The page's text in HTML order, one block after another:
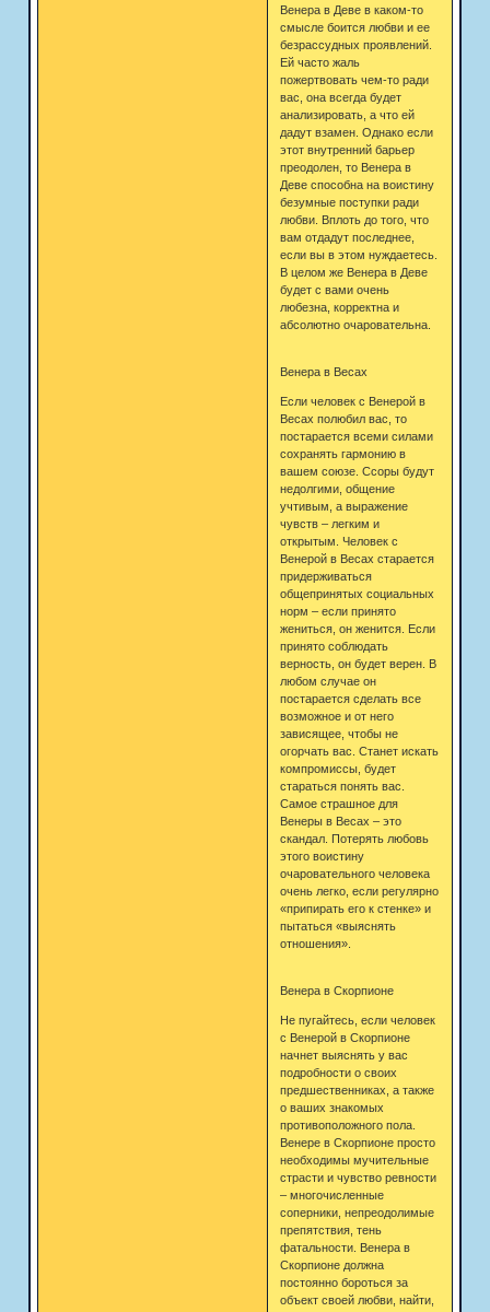
Венера в Деве в каком-то
смысле боится любви и ее
безрассудных проявлений.
Ей часто жаль
пожертвовать чем-то ради
вас, она всегда будет
анализировать, а что ей
дадут взамен. Однако если
этот внутренний барьер
преодолен, то Венера в
Деве способна на воистину
безумные поступки ради
любви. Вплоть до того, что
вам отдадут последнее,
если вы в этом нуждаетесь.
В целом же Венера в Деве
будет с вами очень
любезна, корректна и
абсолютно очаровательна.
Венера в Весах
Если человек с Венерой в
Весах полюбил вас, то
постарается всеми силами
сохранять гармонию в
вашем союзе. Ссоры будут
недолгими, общение
учтивым, а выражение
чувств – легким и
открытым. Человек с
Венерой в Весах старается
придерживаться
общепринятых социальных
норм – если принято
жениться, он женится. Если
принято соблюдать
верность, он будет верен. В
любом случае он
постарается сделать все
возможное и от него
зависящее, чтобы не
огорчать вас. Станет искать
компромиссы, будет
стараться понять вас.
Самое страшное для
Венеры в Весах – это
скандал. Потерять любовь
этого воистину
очаровательного человека
очень легко, если регулярно
«припирать его к стенке» и
пытаться «выяснять
отношения».
Венера в Скорпионе
Не пугайтесь, если человек
с Венерой в Скорпионе
начнет выяснять у вас
подробности о своих
предшественниках, а также
о ваших знакомых
противоположного пола.
Венере в Скорпионе просто
необходимы мучительные
страсти и чувство ревности
– многочисленные
соперники, непреодолимые
препятствия, тень
фатальности. Венера в
Скорпионе должна
постоянно бороться за
объект своей любви, найти,